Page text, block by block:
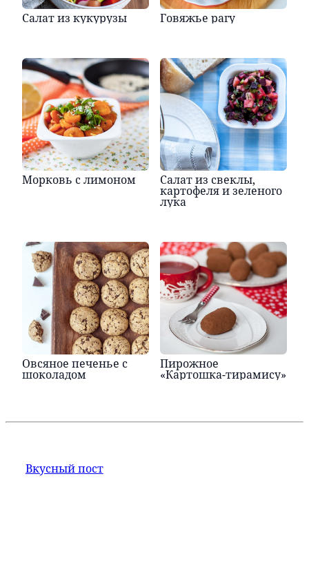
Салат из кукурузы Говяжье рагу
Морковь с лимоном Салат из свеклы,
картофеля и зеленого
лука
Овсяное печенье с
шоколадом
Пирожное
«Картошка-тирамису»
Вкусный пост